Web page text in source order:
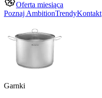
Oferta miesiąca
Poznaj AmbitionTrendyKontakt
Garnki